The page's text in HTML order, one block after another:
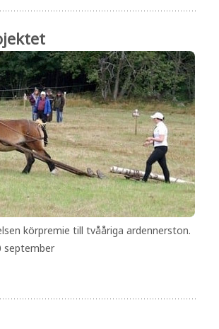
körpremie till tvååriga ardennerston.
september